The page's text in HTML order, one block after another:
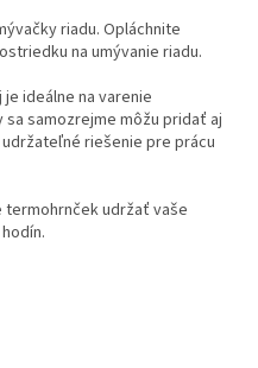
riadu. Opláchnite
na umývanie riadu.
ideálne na varenie
samozrejme môžu pridať aj
riešenie pre prácu
termohrnček udržať vaše